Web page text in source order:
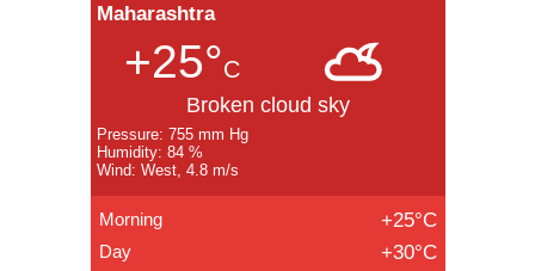
Maharashtra
+25°C
Broken cloud sky
Pressure: 755 mm Hg
Humidity: 84 %
Wind: West, 4.8 m/s
Morning +25°C
Day +30°C